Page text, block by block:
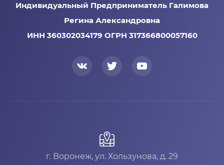
Индивидуальный Предприниматель Галимова
Регина Александровна
ИНН 360302034179 ОГРН 317366800057160
г. Воронеж, ул. Хользунова, д. 29